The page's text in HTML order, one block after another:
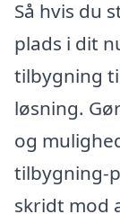
Så hvis du
plads i dit
tilbygning
løsning.
og
tilbygning-
skridt mod